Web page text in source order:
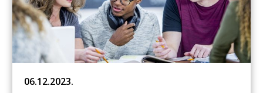
06.12.2023.